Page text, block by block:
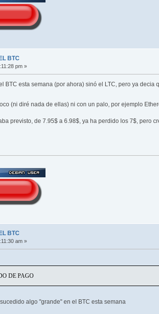
BTC
pm »
BTC esta semana (por ahora) sinó el LTC, pero ya
(ni diré nada de ellas) ni con un palo, por ejemplo
previsto, de 7.95$ a 6.98$, ya ha perdido los 7$, pero
BTC
am »
DE PAGO
algo "grande" en el BTC esta semana